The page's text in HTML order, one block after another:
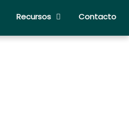
Recursos Contacto